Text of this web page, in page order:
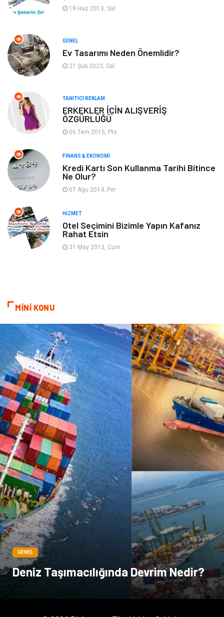
Gıda
Anne & Çocuk Müzik
Tatil Genel Kültür
Emlak
Ev İşleri
Gençlik & Eğlence
Sigorta
Mobilya
18 Haz 2013, Sal
GENEL
Ev Tasarımı Neden Önemlidir?
21 Şub 2023, Sal
TANITICI REKLAM
ERKEKLER İÇİN ALIŞVERİŞ
ÖZGÜRLÜĞÜ
06 Tem 2015, Pts
FINANS & EKONOMI
Kredi Kartı Son Kullanma Tarihi Bitince
Ne Olur?
07 Ağu 2014, Per
HIZMET
Otel Seçimini Bizimle Yapın Kafanız
Rahat Etsin
31 May 2013, Cum
MİNİ KONU
GENEL
Deniz Taşımacılığında Devrim Nedir?